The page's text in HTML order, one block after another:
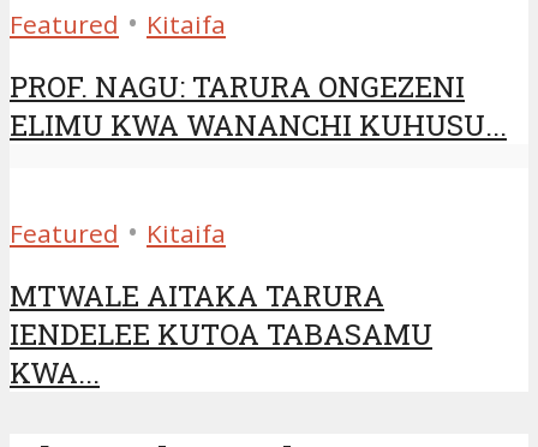
Featured • Kitaifa
PROF. NAGU: TARURA ONGEZENI
ELIMU KWA WANANCHI KUHUSU...
Featured • Kitaifa
MTWALE AITAKA TARURA
IENDELEE KUTOA TABASAMU
KWA...